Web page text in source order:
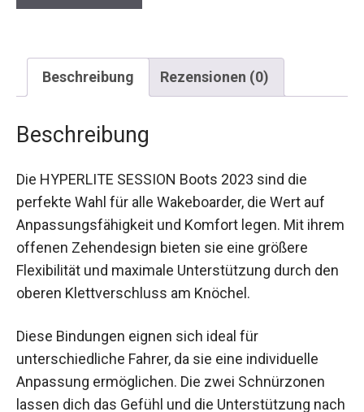
Beschreibung Rezensionen (0)
Beschreibung
Die HYPERLITE SESSION Boots 2023 sind die
perfekte Wahl für alle Wakeboarder, die Wert auf
Anpassungsfähigkeit und Komfort legen. Mit ihrem
offenen Zehendesign bieten sie eine größere
Flexibilität und maximale Unterstützung durch den
oberen Klettverschluss am Knöchel.
Diese Bindungen eignen sich ideal für
unterschiedliche Fahrer, da sie eine individuelle
Anpassung ermöglichen. Die zwei Schnürzonen
lassen dich das Gefühl und die Unterstützung nach